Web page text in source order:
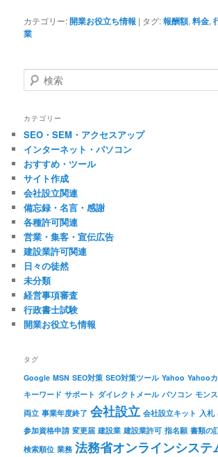
カテゴリー:開業お役立ち情報 | タグ:報酬額,料金,
業
検
索
カテゴリー
SEO・SEM・アクセスアップ
インターネット・パソコン
おすすめ・ツール
サイト作成
会社設立関連
備忘録・名言・感謝
各種許可関連
営業・集客・宣伝広告
建設業許可関連
日々の徒然
未分類
経営事項審査
行政書士試験
開業お役立ち情報
タグ
Google MSN SEO対策 SEO対策ツール Yahoo Yahoo
キーワード サポート ダイレクトメール パソコン モン
両立 事業年度終了 会社設立 会社設立キット 入札
参加資格申請 変更届 建設業 建設業許可 指名願 書類の
検索順位 業務 法務省オンラインシステ